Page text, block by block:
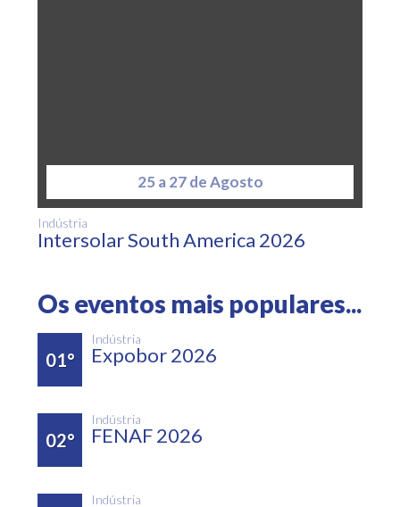
25 a 27 de Agosto
Indústria
Intersolar South America 2026
Os eventos mais populares...
01°
Indústria
Expobor 2026
02°
Indústria
FENAF 2026
Indústria